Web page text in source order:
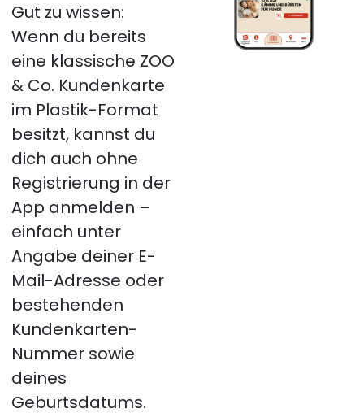
Gut zu wissen:
Wenn du bereits
eine klassische ZOO
& Co. Kundenkarte
im Plastik-Format
besitzt, kannst du
dich auch ohne
Registrierung in der
App anmelden –
einfach unter
Angabe deiner E-
Mail-Adresse oder
bestehenden
Kundenkarten-
Nummer sowie
deines
Geburtsdatums.